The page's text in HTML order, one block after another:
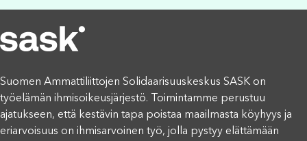
Suomen Ammattiliittojen Solidaarisuuskeskus SASK on
työelämän ihmisoikeusjärjestö. Toimintamme perustuu
ajatukseen, että kestävin tapa poistaa maailmasta köyhyys ja
eriarvoisuus on ihmisarvoinen työ, jolla pystyy elättämään